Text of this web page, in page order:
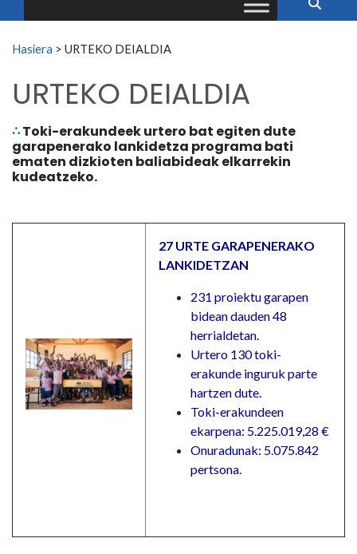
Search for:
Hasiera > URTEKO DEIALDIA
URTEKO DEIALDIA
∴Toki-erakundeek urtero bat egiten dute
garapenerako lankidetza programa bati
ematen dizkioten baliabideak elkarrekin
kudeatzeko.
27 URTE GARAPENERAKO
LANKIDETZAN
231 proiektu garapen
bidean dauden 48
herrialdetan.
Urtero 130 toki-
erakunde inguruk parte
hartzen dute.
Toki-erakundeen
ekarpena: 5.225.019,28 €
Onuradunak: 5.075.842
pertsona.